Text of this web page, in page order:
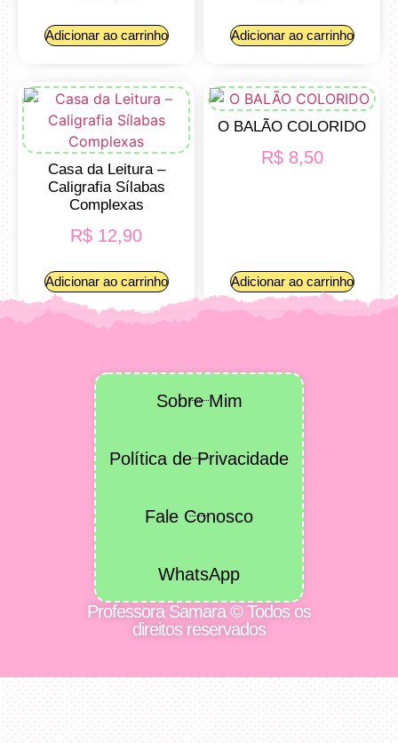
Adicionar ao carrinho Adicionar ao carrinho
Casa da Leitura –
Caligrafia Sílabas
Complexas
R$ 12,90
Adicionar ao carrinho
O BALÃO COLORIDO
R$8,50
Adicionar ao carrinho
Sobre Mim
Política de Privacidade
Fale Conosco
WhatsApp
Professora Samara © Todos os
direitos reservados